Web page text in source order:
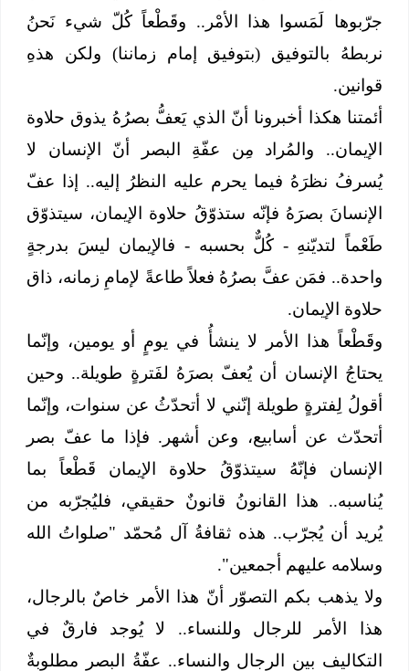
جرّبوها لَمَسوا هذا الأمْر.. وقَطْعاً كُلّ شيء نَحنُ
نربطهُ بالتوفيق (بتوفيق إمام زماننا) ولكن هذهِ
قوانين.
أئمتنا هكذا أخبرونا أنّ الذي يَعفُّ بصرُهُ يذوق حلاوة
الإيمان.. والمُراد مِن عفّةِ البصر أنّ الإنسان لا
يُسرفُ نظرَهُ فيما يحرم عليه النظرُ إليه.. إذا عفّ
الإنسانَ بصرَهُ فإنّه ستذوّقُ حلاوة الإيمان، سيتذوّق
طَعْماً لتديّنهِ - كُلٌّ بحسبه - فالإيمان ليسَ بدرجةٍ
واحدة.. فمَن عفَّ بصرُهُ فعلاً طاعةً لإمامِ زمانه، ذاق
حلاوة الإيمان.
وقَطْعاً هذا الأمر لا ينشأُ في يومٍ أو يومين، وإنّما
يحتاجُ الإنسان أن يُعفّ بصرَهُ لفَترةٍ طويلة.. وحين
أقولُ لِفترةٍ طويلة إنّني لا أتحدّثُ عن سنوات، وإنّما
أتحدّث عن أسابيع، وعن أشهر. فإذا ما عفّ بصر
الإنسان فإنّهُ سيتذوّقُ حلاوة الإيمان قَطْعاً بما
يُناسبه.. هذا القانونُ قانونٌ حقيقي، فليُجرّبه من
يُريد أن يُجرّب.. هذه ثقافةُ آل مُحمّد "صلواتُ الله
وسلامه عليهم أجمعين".
ولا يذهب بكم التصوّر أنّ هذا الأمر خاصٌ بالرجال،
هذا الأمر للرجال وللنساء.. لا يُوجد فارقٌ في
التكاليف بين الرجال والنساء.. عفّةُ البصر مطلوبةٌ